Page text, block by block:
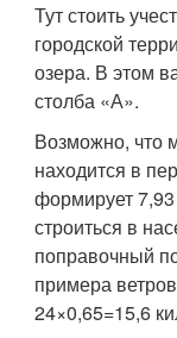
Тут стоить
городской
озера. В этом
столба «А».
Возможно, что
находится в
формирует 7,93
строиться в
поправочный
примера
24×0,65=15,6